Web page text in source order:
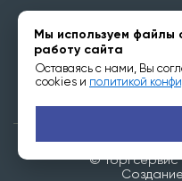
Режим работы
© Торгсервис
Мы используем файлы
работу сайта
Оставаясь с нами, Вы
cookies и политикой